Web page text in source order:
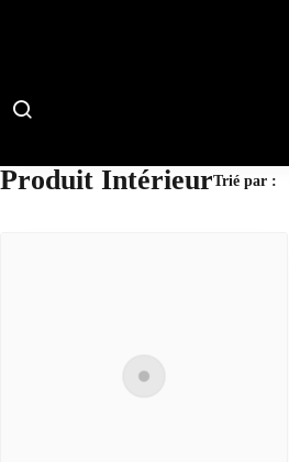
Produit IntérieurTrié par :